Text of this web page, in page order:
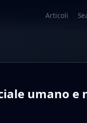
Articoli
umano e